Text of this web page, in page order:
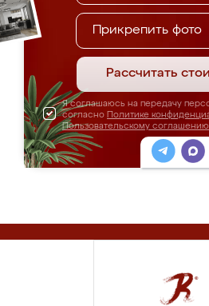
Прикрепить фото
Рассчитать
Я соглашаюсь на передачу
согласно Политике
Пользовательскому соглашению